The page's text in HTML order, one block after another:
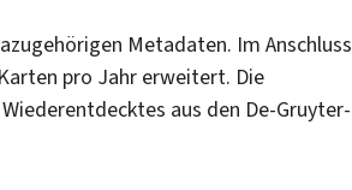
Metadaten. Im Anschluss
pro Jahr erweitert. Die
aus den De-Gruyter-